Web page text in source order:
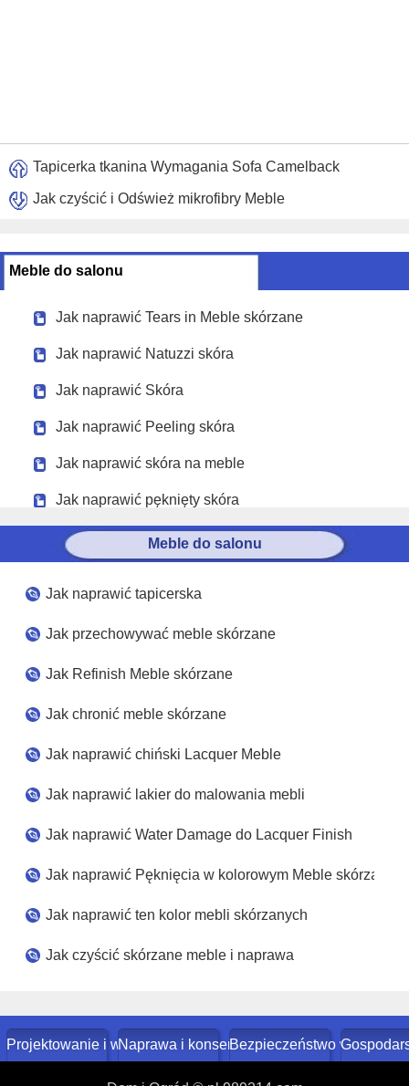
Tapicerka tkanina Wymagania Sofa Camelback
Jak czyścić i Odśwież mikrofibry Meble
Meble do salonu
Jak naprawić Tears in Meble skórzane
Jak naprawić Natuzzi skóra
Jak naprawić Skóra
Jak naprawić Peeling skóra
Jak naprawić skóra na meble
Jak naprawić pęknięty skóra
Meble do salonu
Jak naprawić tapicerska
Jak przechowywać meble skórzane
Jak Refinish Meble skórzane
Jak chronić meble skórzane
Jak naprawić chiński Lacquer Meble
Jak naprawić lakier do malowania mebli
Jak naprawić Water Damage do Lacquer Finish
Jak naprawić Pęknięcia w kolorowym Meble skórzane
Jak naprawić ten kolor mebli skórzanych
Jak czyścić skórzane meble i naprawa
Projektowanie i wystrójNaprawa i konserwacja domuBezpieczeństwo w domu